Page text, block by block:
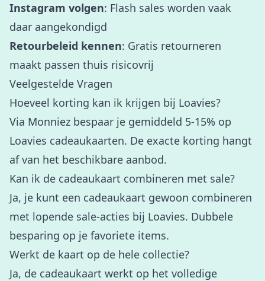
Instagram volgen: Flash sales worden vaak
daar aangekondigd
Retourbeleid kennen: Gratis retourneren
maakt passen thuis risicovrij
Veelgestelde Vragen
Hoeveel korting kan ik krijgen bij Loavies?
Via Monniez bespaar je gemiddeld 5-15% op
Loavies cadeaukaarten. De exacte korting hangt
af van het beschikbare aanbod.
Kan ik de cadeaukaart combineren met sale?
Ja, je kunt een cadeaukaart gewoon combineren
met lopende sale-acties bij Loavies. Dubbele
besparing op je favoriete items.
Werkt de kaart op de hele collectie?
Ja, de cadeaukaart werkt op het volledige